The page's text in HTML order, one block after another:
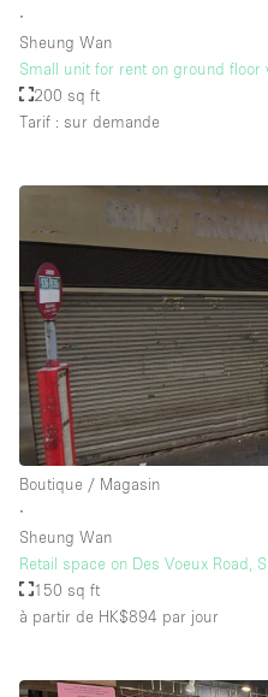
∙
Sheung Wan
Small unit for rent on ground floor
200 sq ft
Tarif : sur demande
Boutique / Magasin
∙
Sheung Wan
Retail space on Des Voeux Road,
150 sq ft
à partir de HK$894 par jour